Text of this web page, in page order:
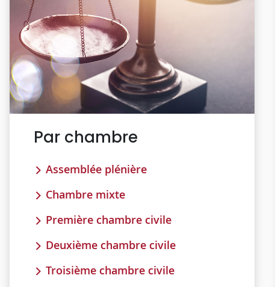
Par chambre
Assemblée plénière
Chambre mixte
Première chambre civile
Deuxième chambre civile
Troisième chambre civile